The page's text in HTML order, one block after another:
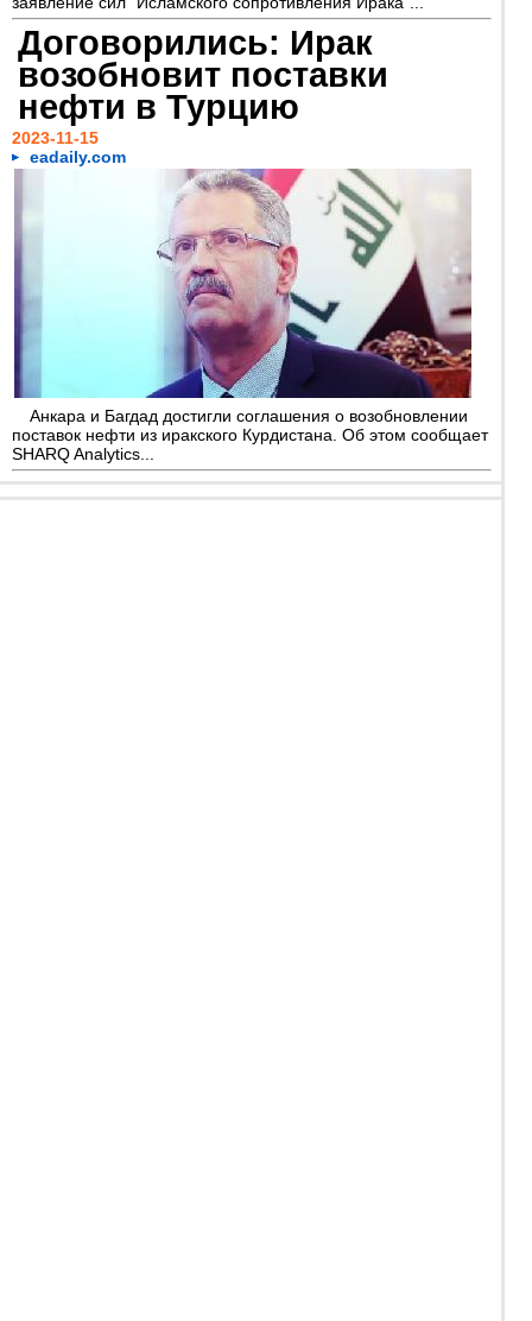
Договорились: Ирак
возобновит поставки
нефти в Турцию
2023-11-15
eadaily.com
Анкара и Багдад достигли соглашения о возобновлении
поставок нефти из иракского Курдистана. Об этом сообщает
SHARQ Analytics...